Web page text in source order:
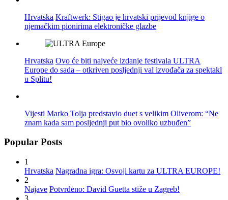
Hrvatska Kraftwerk: Stigao je hrvatski prijevod knjige o
njemačkim pionirima elektroničke glazbe
Hrvatska Ovo će biti najveće izdanje festivala ULTRA
Europe do sada – otkriven posljednji val izvođača za spektakl
u Splitu!
Vijesti Marko Tolja predstavio duet s velikim Oliverom: “Ne
znam kada sam posljednji put bio ovoliko uzbuđen”
Popular Posts
1
Hrvatska Nagradna igra: Osvoji kartu za ULTRA EUROPE!
2
Najave Potvrđeno: David Guetta stiže u Zagreb!